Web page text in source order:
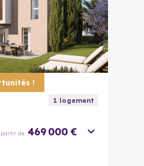
!
1logement
de 469 000 €